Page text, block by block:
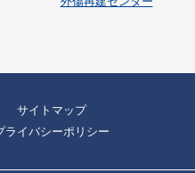
サイトマップ
ライバシーポリシー